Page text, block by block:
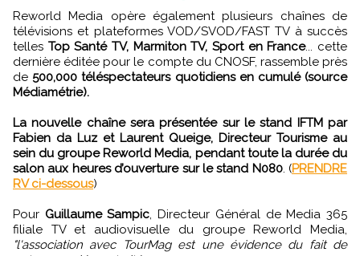
Reworld Media opère également plusieurs chaînes de
télévisions et plateformes VOD/SVOD/FAST TV à succès
telles Top Santé TV, Marmiton TV, Sport en France... cette
dernière éditée pour le compte du CNOSF, rassemble près
de 500,000 téléspectateurs quotidiens en cumulé (source
Médiamétrie).
La nouvelle chaîne sera présentée sur le stand IFTM par
Fabien da Luz et Laurent Queige, Directeur Tourisme au
sein du groupe Reworld Media, pendant toute la durée du
salon aux heures d’ouverture sur le stand N080. (PRENDRE
RV ci-dessous)
Pour Guillaume Sampic , Directeur Général de Media 365
filiale TV et audiovisuelle du groupe Reworld Media,
"l'association avec TourMag est une évidence du fait de